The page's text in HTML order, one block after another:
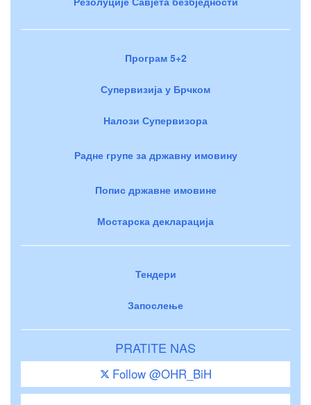
Програм 5+2
Супервизија у Брчком
Налози Супервизора
Радне групе за државну имовину
Попис државне имовине
Мостарска декларација
Тендери
Запослење
PRATITE NAS
Follow @OHR_BiH